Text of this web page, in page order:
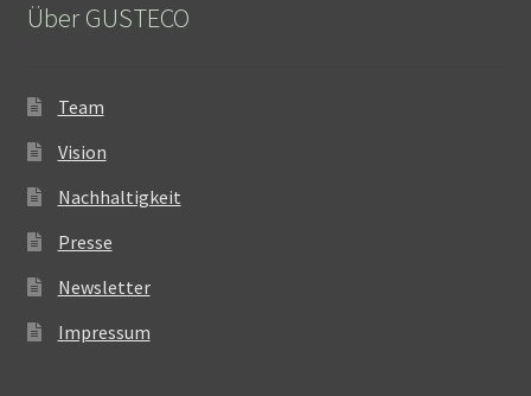
Über GUSTECO
Team
Vision
Nachhaltigkeit
Presse
Newsletter
Impressum